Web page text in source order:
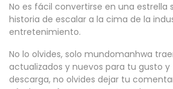
No es fácil convertirse en una estrella
historia de escalar a la cima de la
entretenimiento.
No lo olvides, solo mundomanhwa
actualizados y nuevos para tu gusto
descarga, no olvides dejar tu